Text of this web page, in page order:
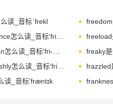
读_音标ˈfrekl
freelance是什么意思_freelance怎么读_音标'fri-lɑ-ns
freaky
freakishly是什么意思_freakishly怎么读_音标'fri-kiʃli
frazzled
读_音标'fræntɪk